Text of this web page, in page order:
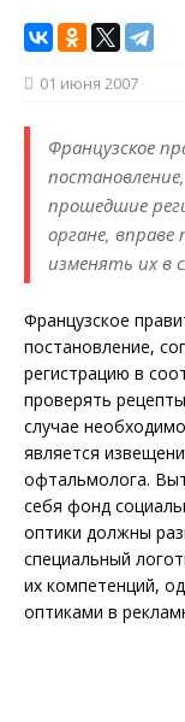
01 июня 2007
Французское
прошедшие
органе,
изменять их в
Французское
постановление,
регистрацию в
проверять
случае
является
офтальмолога.
себя фонд
оптики должны
специальный
их компетенций,
оптиками в